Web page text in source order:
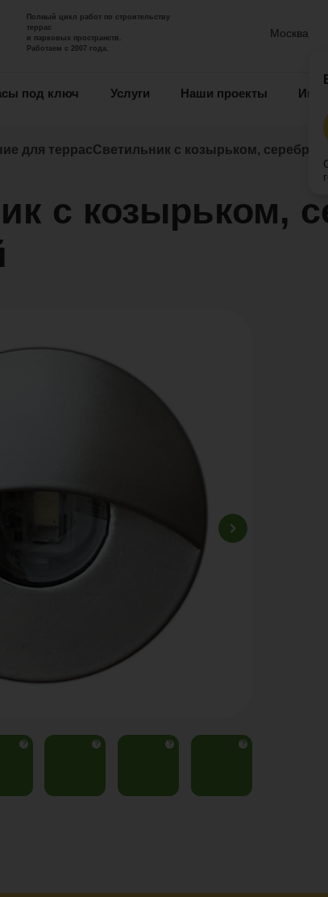
Полный цикл работ по строительству
террас
и парковых пространств.
Работаем с 2007 года.
Москва
под ключ Услуги Наши проекты
для террасСветильник с козырьком, серебро,
с козырьком,
? ? ? ?